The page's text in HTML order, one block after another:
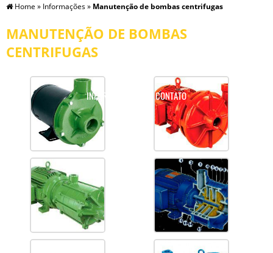
HOME EMPRESA SERVIÇOS PRODUTOS
INFORMAÇÕES CONTATO
Home » Informações» Manutenção de bombas centrifugas
MANUTENÇÃO DE BOMBAS
CENTRIFUGAS